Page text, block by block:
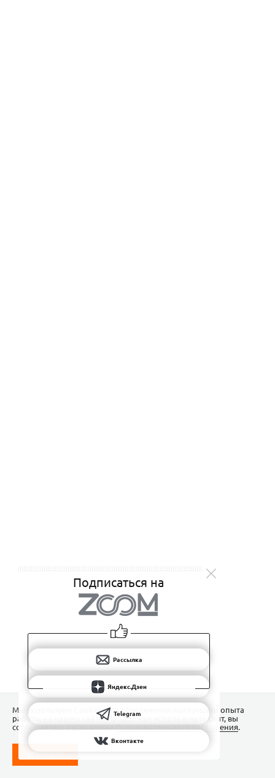
Подписаться на
Рассылка
Яндекс.Дзен
Telegram
Вконтакте
Мы используем Сookies для обеспечения наилучшего опыта
работы на нашем сайте. Продолжая использовать сайт, вы
соглашаетесь с условиямиПользовательского соглашения.
ПОНЯТНО